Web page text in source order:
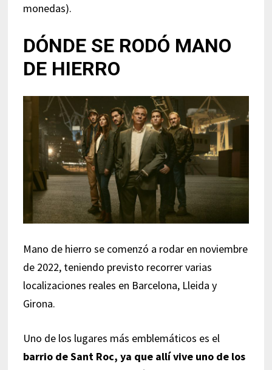
monedas).
DÓNDE SE RODÓ MANO
DE HIERRO
Mano de hierro se comenzó a rodar en noviembre
de 2022, teniendo previsto recorrer varias
localizaciones reales en Barcelona, Lleida y
Girona.
Uno de los lugares más emblemáticos es el
barrio de Sant Roc, ya que allí vive uno de los